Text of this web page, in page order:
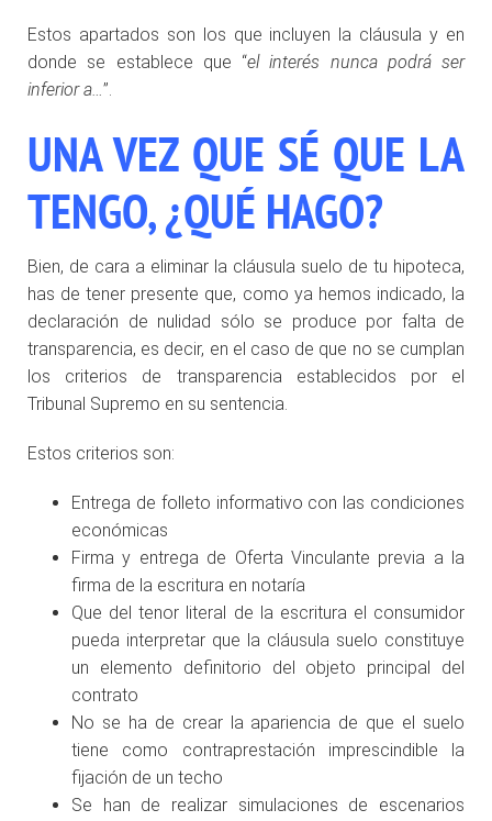
Estos apartados son los que incluyen la cláusula y en
donde se establece que “el interés nunca podrá ser
inferior a… ”.
UNA VEZ QUE SÉ QUE LA
TENGO, ¿QUÉ HAGO?
Bien, de cara a eliminar la cláusula suelo de tu hipoteca,
has de tener presente que, como ya hemos indicado, la
declaración de nulidad sólo se produce por falta de
transparencia, es decir, en el caso de que no se cumplan
los criterios de transparencia establecidos por el
Tribunal Supremo en su sentencia.
Estos criterios son:
Entrega de folleto informativo con las condiciones
económicas
Firma y entrega de Oferta Vinculante previa a la
firma de la escritura en notaría
Que del tenor literal de la escritura el consumidor
pueda interpretar que la cláusula suelo constituye
un elemento definitorio del objeto principal del
contrato
No se ha de crear la apariencia de que el suelo
tiene como contraprestación imprescindible la
fijación de un techo
Se han de realizar simulaciones de escenarios